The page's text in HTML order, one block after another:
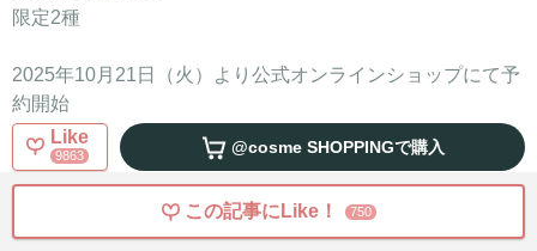
限定2種
2025年10月21日（火）より公式オンラインショップにて予
約開始
Like
9863 @cosme SHOPPINGで購入
この記事にLike！ 750